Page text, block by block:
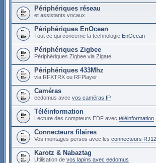
Périphériques réseau
et assistants vocaux
Périphériques EnOcean
Tout ce qui concerne la technologie EnOcean
Périphériques Zigbee
Périphériques Zigbee via Zigate
Périphériques 433Mhz
via RFXTRX ou RFPlayer
Caméras
eedomus avec vos caméras IP
Téléinformation
Lecture des compteurs EDF avec téléinformation
Connecteurs filaires
Vos montages persos avec les connecteurs RJ12
Karotz & Nabaztag
Utilisation de vos lapins avec eedomus